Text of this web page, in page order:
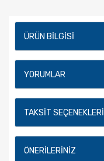
ÜRÜN BILGISI
YORUMLAR
TAKSIT SEÇENEKLERI
ÖNERILERINIZ